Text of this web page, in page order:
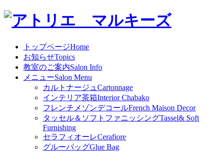
トップページHome
お知らせTopics
教室のご案内Salon Info
メニューSalon Menu
カルトナージュ Cartonnage
インテリア茶箱Interior Chabako
フレンチメゾンデコールFrench Maison Decor
タッセル＆ソフトファニッシングTassel& Soft
Furnishing
セラフィオーレCerafiore
グルーバッグGlue Bag